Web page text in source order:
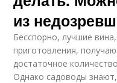
из
Бесспорно, лучшие
приготовления,
достаточное
Однако садоводы